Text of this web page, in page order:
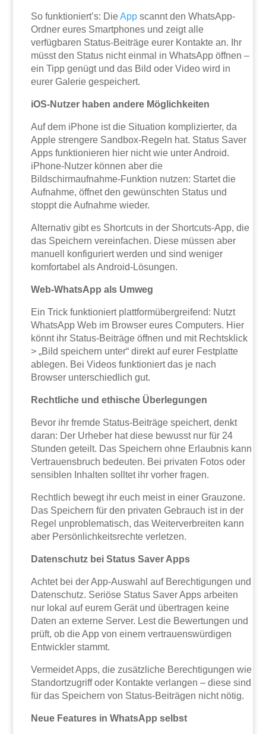
So funktioniert’s: DieApp scannt den WhatsApp-
Ordner eures Smartphones und zeigt alle
verfügbaren Status-Beiträge eurer Kontakte an. Ihr
müsst den Status nicht einmal in WhatsApp öffnen –
ein Tipp genügt und das Bild oder Video wird in
eurer Galerie gespeichert.
iOS-Nutzer haben andere Möglichkeiten
Auf dem iPhone ist die Situation komplizierter, da
Apple strengere Sandbox-Regeln hat. Status Saver
Apps funktionieren hier nicht wie unter Android.
iPhone-Nutzer können aber die
Bildschirmaufnahme-Funktion nutzen: Startet die
Aufnahme, öffnet den gewünschten Status und
stoppt die Aufnahme wieder.
Alternativ gibt es Shortcuts in der Shortcuts-App, die
das Speichern vereinfachen. Diese müssen aber
manuell konfiguriert werden und sind weniger
komfortabel als Android-Lösungen.
Web-WhatsApp als Umweg
Ein Trick funktioniert plattformübergreifend: Nutzt
WhatsApp Web im Browser eures Computers. Hier
könnt ihr Status-Beiträge öffnen und mit Rechtsklick
> „Bild speichern unter“ direkt auf eurer Festplatte
ablegen. Bei Videos funktioniert das je nach
Browser unterschiedlich gut.
Rechtliche und ethische Überlegungen
Bevor ihr fremde Status-Beiträge speichert, denkt
daran: Der Urheber hat diese bewusst nur für 24
Stunden geteilt. Das Speichern ohne Erlaubnis kann
Vertrauensbruch bedeuten. Bei privaten Fotos oder
sensiblen Inhalten solltet ihr vorher fragen.
Rechtlich bewegt ihr euch meist in einer Grauzone.
Das Speichern für den privaten Gebrauch ist in der
Regel unproblematisch, das Weiterverbreiten kann
aber Persönlichkeitsrechte verletzen.
Datenschutz bei Status Saver Apps
Achtet bei der App-Auswahl auf Berechtigungen und
Datenschutz. Seriöse Status Saver Apps arbeiten
nur lokal auf eurem Gerät und übertragen keine
Daten an externe Server. Lest die Bewertungen und
prüft, ob die App von einem vertrauenswürdigen
Entwickler stammt.
Vermeidet Apps, die zusätzliche Berechtigungen wie
Standortzugriff oder Kontakte verlangen – diese sind
für das Speichern von Status-Beiträgen nicht nötig.
Neue Features in WhatsApp selbst